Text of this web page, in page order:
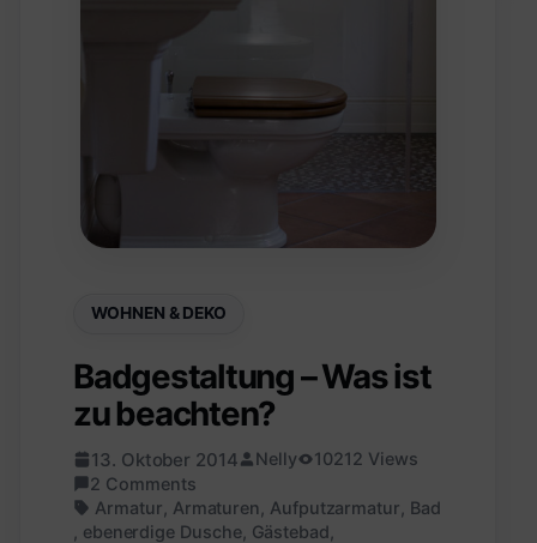
WOHNEN & DEKO
Badgestaltung – Was ist
zu beachten?
13. Oktober 2014 Nelly
10212 Views
2 Comments
Armatur Armaturen Aufputzarmatur Bad
ebenerdige Dusche, Gästebad